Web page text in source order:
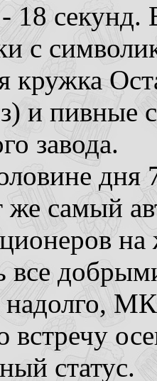
18
с
кружка
и пивные
завода.
дня
же самый
все
надолго,
встречу
статус.